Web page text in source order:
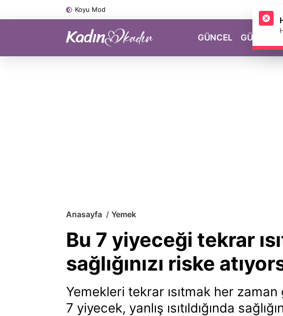
Koyu Mod
GÜNCEL GÜZELLİK
Anasayfa Yemek
Bu 7 yiyeceği tekrar
sağlığınızı riske
Yemekleri tekrar ısıtmak her
7 yiyecek, yanlış ısıtıldığında